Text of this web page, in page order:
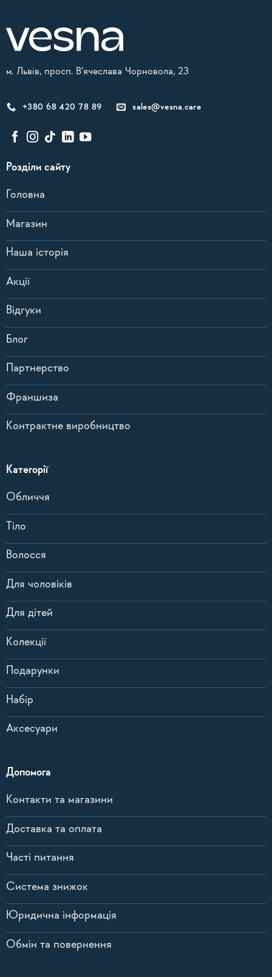
м. Львів, просп. В'ячеслава Чорновола, 23
+380 68 420 78 89 sales@vesna.care
Розділи сайту
Головна
Магазин
Наша історія
Акції
Відгуки
Блог
Партнерство
Франшиза
Контрактне виробництво
Категорії
Обличчя
Тіло
Волосся
Для чоловіків
Для дітей
Колекції
Подарунки
Набір
Аксесуари
Допомога
Контакти та магазини
Доставка та оплата
Часті питання
Система знижок
Юридична інформація
Обмін та повернення